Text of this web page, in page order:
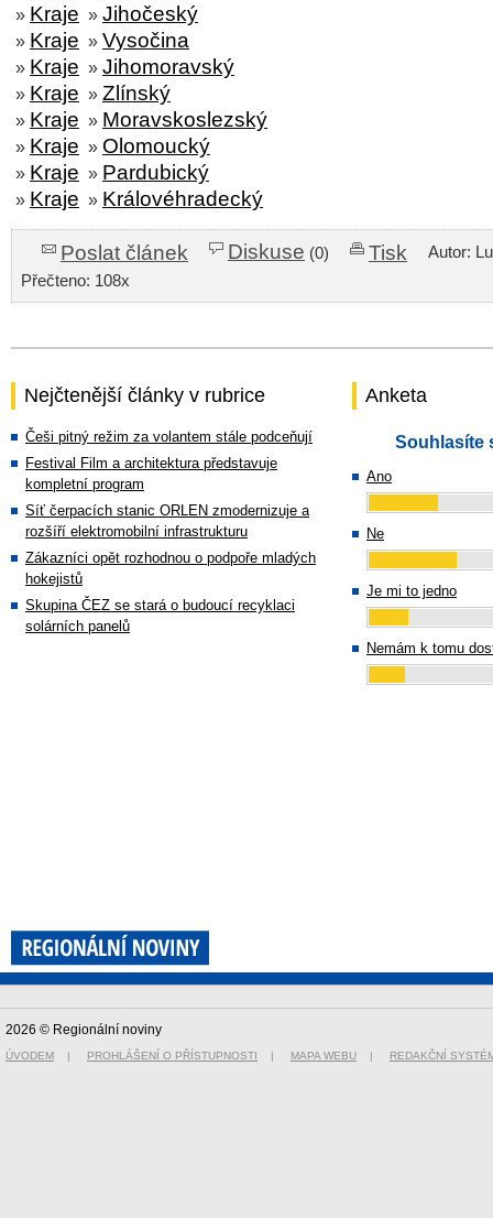
» Kraje » Jihočeský
» Kraje » Vysočina
» Kraje » Jihomoravský
» Kraje » Zlínský
» Kraje » Moravskoslezský
» Kraje » Olomoucký
» Kraje » Pardubický
» Kraje » Královéhradecký
Poslat článek Diskuse (0) Tisk
Autor:
Přečteno: 108x
Nejčtenější články v rubrice
Češi pitný režim za volantem stále podceňují
Festival Film a architektura představuje
kompletní program
Síť čerpacích stanic ORLEN zmodernizuje a
rozšíří elektromobilní infrastrukturu
Zákazníci opět rozhodnou o podpoře mladých
hokejistů
Skupina ČEZ se stará o budoucí recyklaci
solárních panelů
Anketa
Souhlasíte
Ano
Ne
Je mi to jedno
Nemám k tomu
2026 © Regionální noviny
ÚVODEM | PROHLÁŠENÍ O PŘÍSTUPNOSTI | MAPA WEBU | REDAKČNÍ